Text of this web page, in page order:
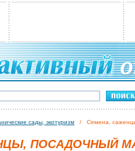
сады, экотуризм / Семена,
ПОСАДОЧНЫЙ